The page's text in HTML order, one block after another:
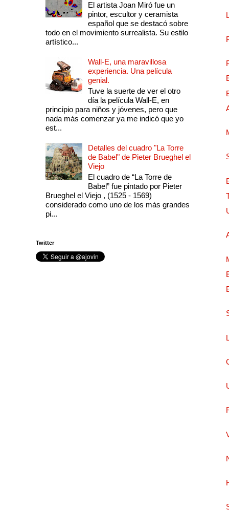
El artista Joan Miró fue un
pintor, escultor y ceramista
español que se destacó sobre
todo en el movimiento surrealista. Su estilo
artístico...
Wall-E, una maravillosa
experiencia. Una película
genial.
Tuve la suerte de ver el otro
día la película Wall-E, en
principio para niños y jóvenes, pero que
nada más comenzar ya me indicó que yo
est...
Detalles del cuadro "La Torre
de Babel" de Pieter Brueghel el
Viejo
El cuadro de “La Torre de
Babel” fue pintado por Pieter
Brueghel el Viejo , (1525 - 1569)
considerado como uno de los más grandes
pi...
Twitter